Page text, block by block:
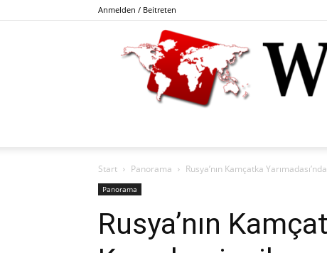
Anmelden / Beitreten
Start Panorama Rusya’nın Kamçatka
Panorama
Rusya’nın